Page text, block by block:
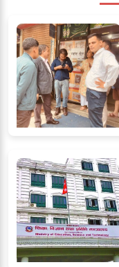
६सहसचिवमा
विजयकुमार
टिप्स
७
८जुनियरलाई
मन्त्रालयभित्र